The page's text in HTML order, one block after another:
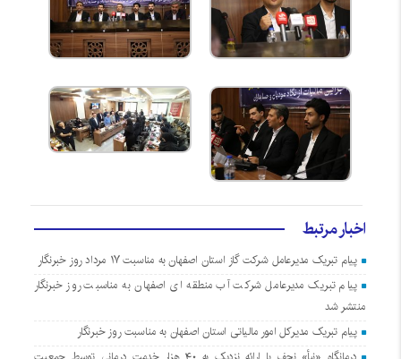
اخبار مرتبط
پیام تبریک مدیرعامل شرکت گاز استان اصفهان به مناسبت ۱۷ مرداد روز خبرنگار
پیام تبریک مدیرعامل شرکت آب منطقه ای اصفهان به مناسبت روز خبرنگار
منتشر شد
پیام تبریک مدیرکل امور مالیاتی استان اصفهان به مناسبت روز خبرنگار